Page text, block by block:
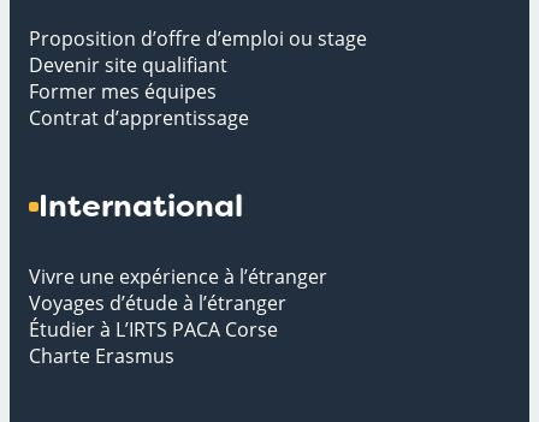
Proposition d’offre d’emploi ou stage
Devenir site qualifiant
Former mes équipes
Contrat d’apprentissage
International
Vivre une expérience à l’étranger
Voyages d’étude à l’étranger
Étudier à L’IRTS PACA Corse
Charte Erasmus